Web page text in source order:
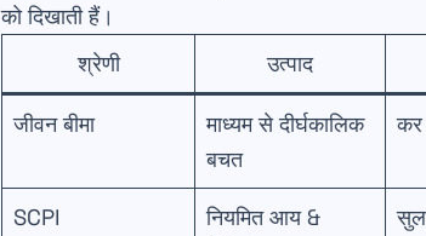
को दिखाती हैं।
श्रेणी
उत्पाद
जीवन बीमा
माध्यम से दीर्घकालिक
बचत
कर
SCPI
नियमित आय &